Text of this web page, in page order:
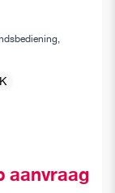
aanvraag